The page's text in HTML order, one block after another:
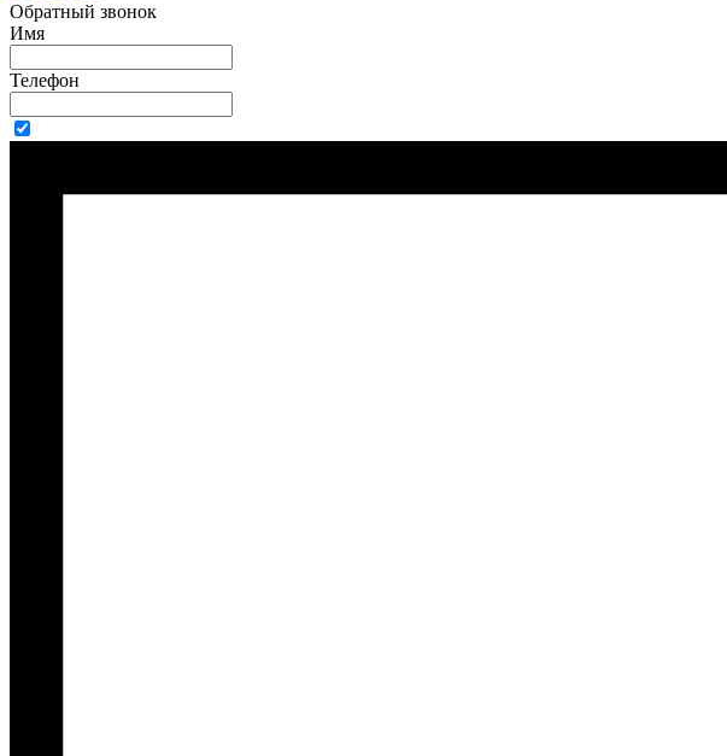
Обратный звонок
Имя
Телефон